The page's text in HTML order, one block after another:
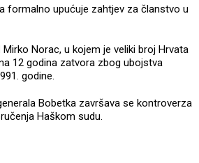
formalno upućuje zahtjev za članstvo u
Mirko Norac, u kojem je veliki broj Hrvata
12 godina zatvora zbog ubojstva
godine.
Bobetka završava se kontroverza
Haškom sudu.